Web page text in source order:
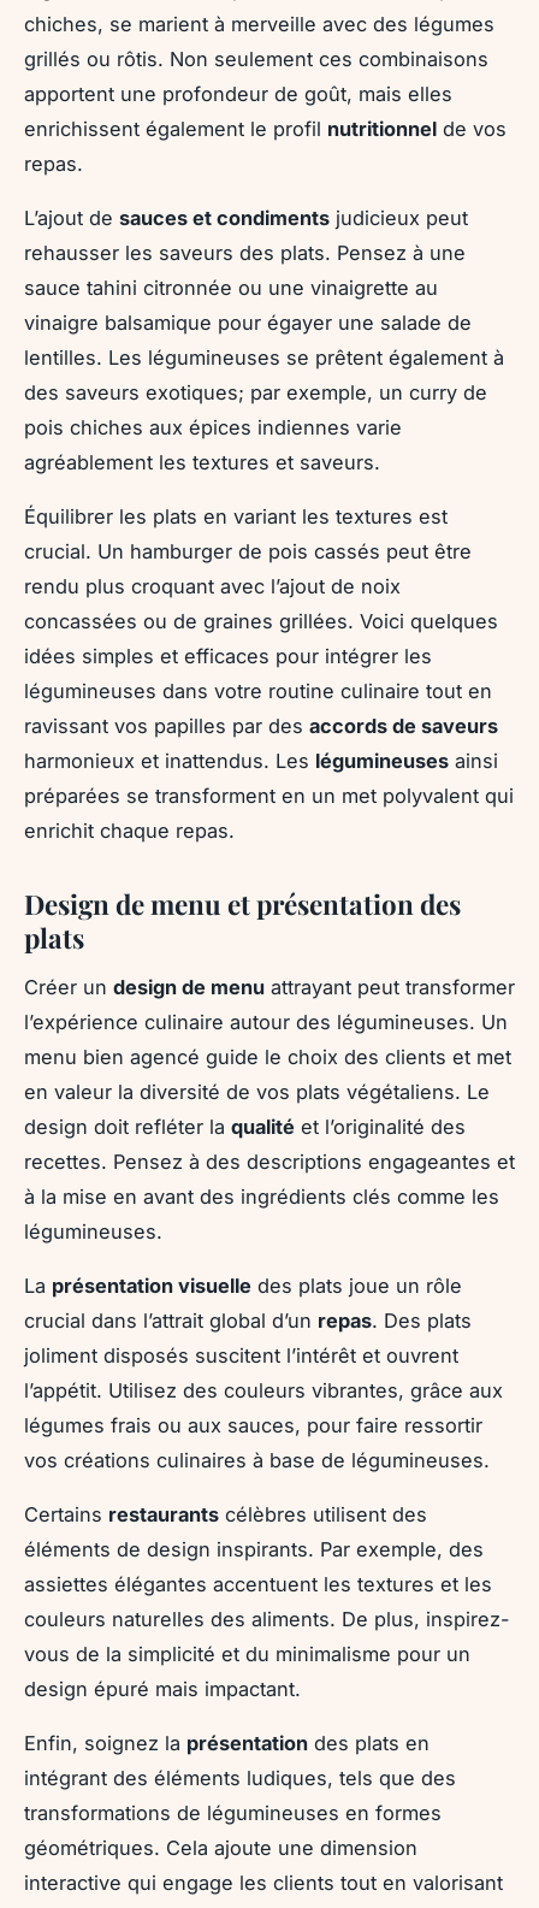
chiches, se marient à merveille avec des légumes
grillés ou rôtis. Non seulement ces combinaisons
apportent une profondeur de goût, mais elles
enrichissent également le profil nutritionnel de vos
repas.
L’ajout de sauces et condiments judicieux peut
rehausser les saveurs des plats. Pensez à une
sauce tahini citronnée ou une vinaigrette au
vinaigre balsamique pour égayer une salade de
lentilles. Les légumineuses se prêtent également à
des saveurs exotiques; par exemple, un curry de
pois chiches aux épices indiennes varie
agréablement les textures et saveurs.
Équilibrer les plats en variant les textures est
crucial. Un hamburger de pois cassés peut être
rendu plus croquant avec l’ajout de noix
concassées ou de graines grillées. Voici quelques
idées simples et efficaces pour intégrer les
légumineuses dans votre routine culinaire tout en
ravissant vos papilles par des accords de saveurs
harmonieux et inattendus. Les légumineuses ainsi
préparées se transforment en un met polyvalent qui
enrichit chaque repas.
Design de menu et présentation des
plats
Créer un design de menu attrayant peut transformer
l’expérience culinaire autour des légumineuses. Un
menu bien agencé guide le choix des clients et met
en valeur la diversité de vos plats végétaliens. Le
design doit refléter la qualité et l’originalité des
recettes. Pensez à des descriptions engageantes et
à la mise en avant des ingrédients clés comme les
légumineuses.
La présentation visuelle des plats joue un rôle
crucial dans l’attrait global d’un repas. Des plats
joliment disposés suscitent l’intérêt et ouvrent
l’appétit. Utilisez des couleurs vibrantes, grâce aux
légumes frais ou aux sauces, pour faire ressortir
vos créations culinaires à base de légumineuses.
Certains restaurants célèbres utilisent des
éléments de design inspirants. Par exemple, des
assiettes élégantes accentuent les textures et les
couleurs naturelles des aliments. De plus, inspirez-
vous de la simplicité et du minimalisme pour un
design épuré mais impactant.
Enfin, soignez la présentation des plats en
intégrant des éléments ludiques, tels que des
transformations de légumineuses en formes
géométriques. Cela ajoute une dimension
interactive qui engage les clients tout en valorisant